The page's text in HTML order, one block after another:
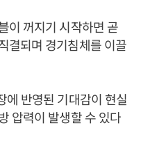
이 꺼지기 시작하면 곧
결되며 경기침체를 이끌
에 반영된 기대감이 현실
압력이 발생할 수 있다